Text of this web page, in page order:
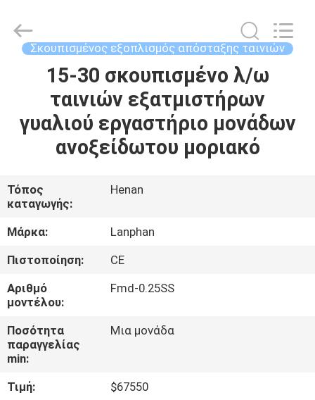
ΣΠΊΤΙ
ΠΡΟΪΌΝΤΑ
ΠΕΡΊΠΟΥ
ΕΜΕΊΣ
ΓΎΡΟΣ
ΕΡΓΟΣΤΑΣΊΩΝ
ΠΟΙΟΤΙΚΌΣ
Industry
Co.,Ltd.
Σκουπισμένος εξοπλισμός απόσταξης ταινιών
15-30 σκουπισμένο λ/ω
ταινιών εξατμιστήρων
γυαλιού εργαστήριο μονάδων
ανοξείδωτου μοριακό
Τόπος
καταγωγής:
Henan
Μάρκα:
Lanphan
Πιστοποίηση:
CE
Αριθμό
μοντέλου:
Fmd-0.25SS
Ποσότητα
παραγγελίας
min:
Μια μονάδα
Τιμή:
$67550